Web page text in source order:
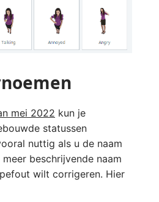
mei 2022 kun je
statussen
nuttig als u de naam
beschrijvende naam
wilt corrigeren. Hier